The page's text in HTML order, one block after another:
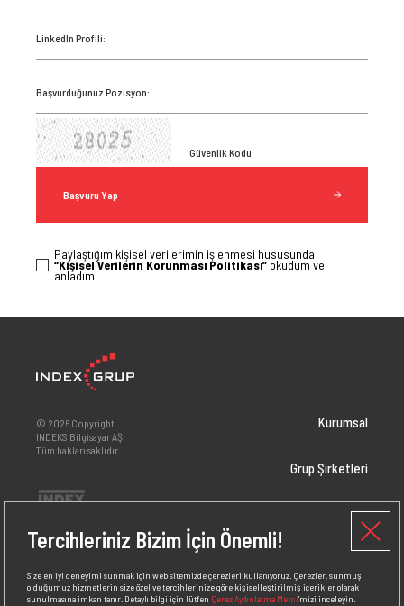
LinkedIn Profili:
Başvurduğunuz Pozisyon:
Başvuru Yap
Paylaştığım kişisel verilerimin işlenmesi hususunda
“Kişisel Verilerin Korunması Politikası” okudum ve
anladım.
© 2026 Copyright
INDEKS Bilgisayar AŞ
Tüm hakları saklıdır.
Kurumsal
Grup Şirketleri
Yatırımcı İlişkileri
Tercihleriniz Bizim İçin Önemli!
Size en iyi deneyimi sunmak için web sitemizde çerezleri kullanıyoruz. Çerezler, sunmuş
olduğumuz hizmetlerin size özel ve tercihlerinize göre kişiselleştirilmiş içerikler olarak
sunulmasına imkan tanır. Detaylı bilgi için lütfen Çerez Aydınlatma Metni’mizi inceleyin.